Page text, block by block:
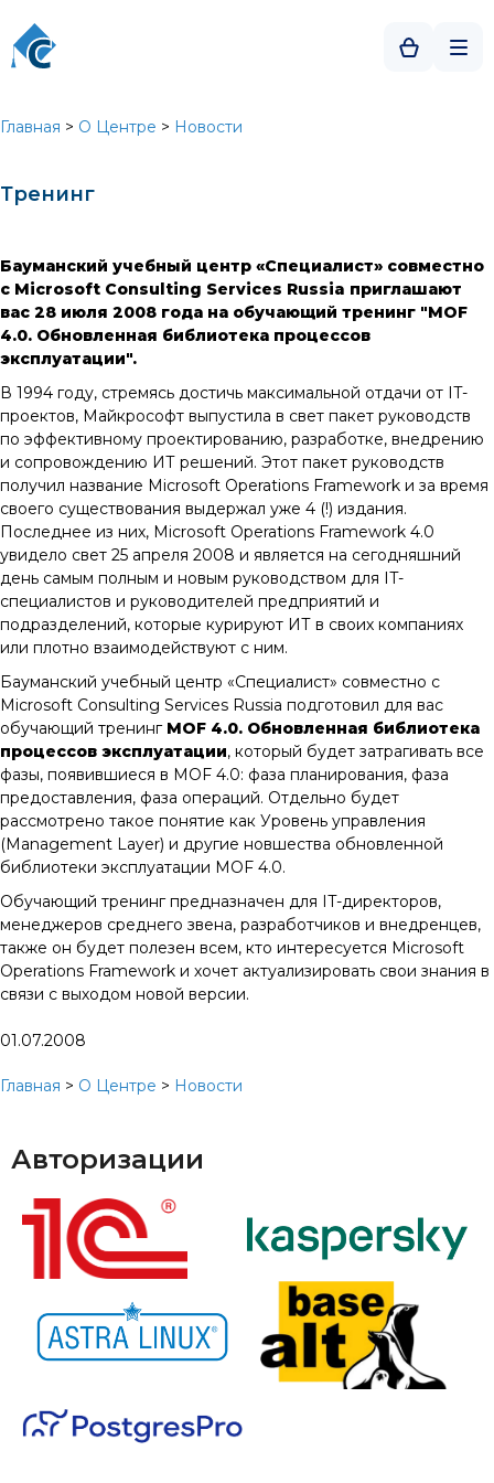
Главная > О Центре > Новости
Тренинг
Бауманский учебный центр «Специалист» совместно
с Microsoft Consulting Services Russia приглашают
вас 28 июля 2008 года на обучающий тренинг "MOF
4.0. Обновленная библиотека процессов
эксплуатации".
В 1994 году, стремясь достичь максимальной отдачи от IT-
проектов, Майкрософт выпустила в свет пакет руководств
по эффективному проектированию, разработке, внедрению
и сопровождению ИТ решений. Этот пакет руководств
получил название Microsoft Operations Framework и за время
своего существования выдержал уже 4 (!) издания.
Последнее из них, Microsoft Operations Framework 4.0
увидело свет 25 апреля 2008 и является на сегодняшний
день самым полным и новым руководством для IT-
специалистов и руководителей предприятий и
подразделений, которые курируют ИТ в своих компаниях
или плотно взаимодействуют с ним.
Бауманский учебный центр «Специалист» совместно с
Microsoft Consulting Services Russia подготовил для вас
обучающий тренинг MOF 4.0. Обновленная библиотека
процессов эксплуатации, который будет затрагивать все
фазы, появившиеся в MOF 4.0: фаза планирования, фаза
предоставления, фаза операций. Отдельно будет
рассмотрено такое понятие как Уровень управления
(Management Layer) и другие новшества обновленной
библиотеки эксплуатации MOF 4.0.
Обучающий тренинг предназначен для IT-директоров,
менеджеров среднего звена, разработчиков и внедренцев,
также он будет полезен всем, кто интересуется Microsoft
Operations Framework и хочет актуализировать свои знания в
связи с выходом новой версии.
01.07.2008
Главная > О Центре > Новости
Авторизации